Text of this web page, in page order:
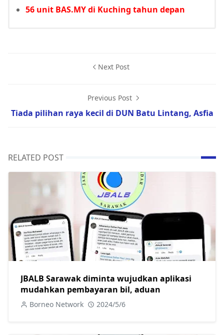
56 unit BAS.MY di Kuching tahun depan
Next Post
Previous Post
Tiada pilihan raya kecil di DUN Batu Lintang, Asfia
RELATED POST
JBALB Sarawak diminta wujudkan aplikasi
mudahkan pembayaran bil, aduan
Borneo Network 2024/5/6